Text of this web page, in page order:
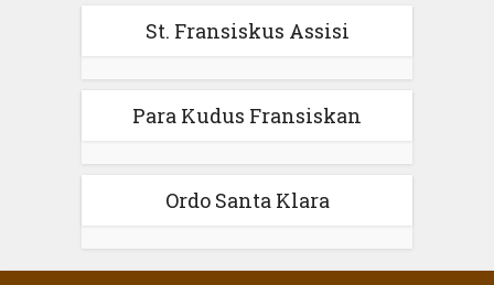
St. Fransiskus Assisi
Para Kudus Fransiskan
Ordo Santa Klara